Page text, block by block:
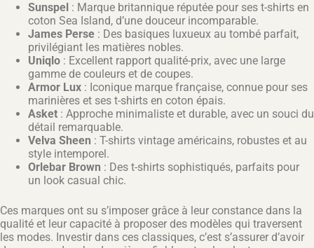
Sunspel : Marque britannique réputée pour ses t-shirts en
coton Sea Island, d’une douceur incomparable.
James Perse : Des basiques luxueux au tombé parfait,
privilégiant les matières nobles.
Uniqlo : Excellent rapport qualité-prix, avec une large
gamme de couleurs et de coupes.
Armor Lux : Iconique marque française, connue pour ses
marinières et ses t-shirts en coton épais.
Asket : Approche minimaliste et durable, avec un souci du
détail remarquable.
Velva Sheen : T-shirts vintage américains, robustes et au
style intemporel.
Orlebar Brown : Des t-shirts sophistiqués, parfaits pour
un look casual chic.
Ces marques ont su s’imposer grâce à leur constance dans la
qualité et leur capacité à proposer des modèles qui traversent
les modes. Investir dans ces classiques, c’est s’assurer d’avoir